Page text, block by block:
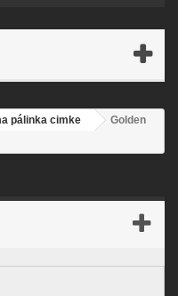
pálinka cimke
Golden